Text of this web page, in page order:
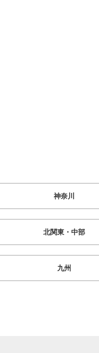
神奈川
北関東・中部
九州